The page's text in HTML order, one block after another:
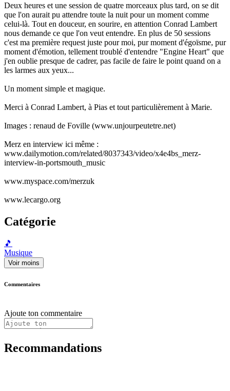
Deux heures et une session de quatre morceaux plus tard, on se dit
que l'on aurait pu attendre toute la nuit pour un moment comme
celui-là. Tout en douceur, en sourire, en attention Conrad Lambert
nous demande ce que l'on veut entendre. En plus de 50 sessions
c'est ma première request juste pour moi, pur moment d'égoïsme, pur
moment d'émotion, tellement troublé d'entendre "Engine Heart" que
j'en oublie presque de cadrer, pas facile de faire le point quand on a
les larmes aux yeux...
Un moment simple et magique.
Merci à Conrad Lambert, à Pias et tout particulièrement à Marie.
Images : renaud de Foville (www.unjourpeutetre.net)
Merz en interview ici même :
www.dailymotion.com/related/8037343/video/x4e4bs_merz-
interview-in-portsmouth_music
www.myspace.com/merzuk
www.lecargo.org
Catégorie
🎵
Musique
Voir moins
Commentaires
Ajoute ton commentaire
Recommandations